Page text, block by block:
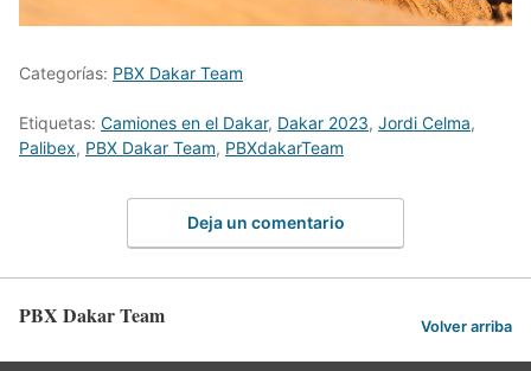
Categorías: PBX Dakar Team
Etiquetas: Camiones en el Dakar, Dakar 2023, Jordi Celma,
Palibex, PBX Dakar Team, PBXdakarTeam
Deja un comentario
PBX Dakar Team Volver arriba